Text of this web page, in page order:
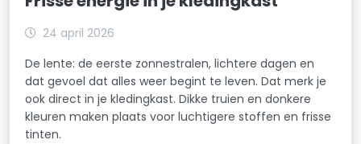
24 april 2026
De lente: de eerste zonnestralen, lichtere dagen en
dat gevoel dat alles weer begint te leven. Dat merk je
ook direct in je kledingkast. Dikke truien en donkere
kleuren maken plaats voor luchtigere stoffen en frisse
tinten.